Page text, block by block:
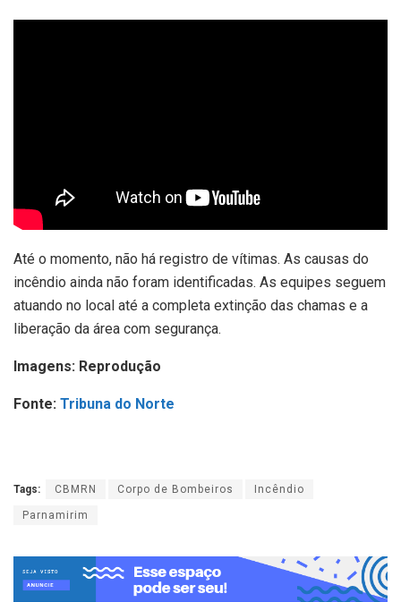
Até o momento, não há registro de vítimas. As causas do
incêndio ainda não foram identificadas. As equipes seguem
atuando no local até a completa extinção das chamas e a
liberação da área com segurança.
Imagens: Reprodução
Fonte: Tribuna do Norte
Tags: CBMRN Corpo de Bombeiros Incêndio
Parnamirim